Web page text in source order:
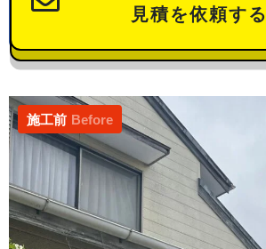
見積を依頼する
施工前 Before